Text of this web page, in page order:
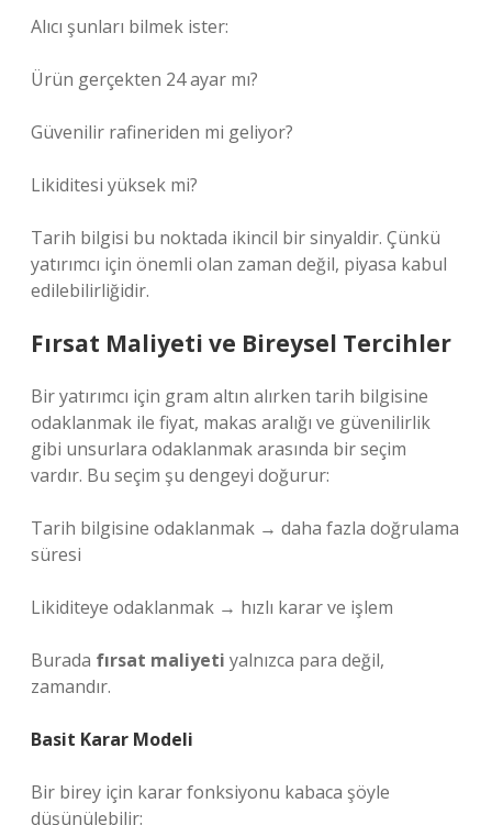
Alıcı şunları bilmek ister:
Ürün gerçekten 24 ayar mı?
Güvenilir rafineriden mi geliyor?
Likiditesi yüksek mi?
Tarih bilgisi bu noktada ikincil bir sinyaldir. Çünkü
yatırımcı için önemli olan zaman değil, piyasa kabul
edilebilirliğidir.
Fırsat Maliyeti ve Bireysel Tercihler
Bir yatırımcı için gram altın alırken tarih bilgisine
odaklanmak ile fiyat, makas aralığı ve güvenilirlik
gibi unsurlara odaklanmak arasında bir seçim
vardır. Bu seçim şu dengeyi doğurur:
Tarih bilgisine odaklanmak → daha fazla doğrulama
süresi
Likiditeye odaklanmak → hızlı karar ve işlem
Burada fırsat maliyeti yalnızca para değil,
zamandır.
Basit Karar Modeli
Bir birey için karar fonksiyonu kabaca şöyle
düşünülebilir: